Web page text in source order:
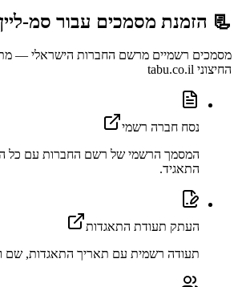
📃 הזמנת מסמכים עבור סמ-
מסמכים רשמיים מרשם החברות הישראלי —
החיצוני tabu.co.il
נסח חברה רשמי
המסמך הרשמי של רשם החברות עם כל
התאגיד.
העתק תעודת התאגדות
תעודה רשמית עם תאריך התאגדות, שם